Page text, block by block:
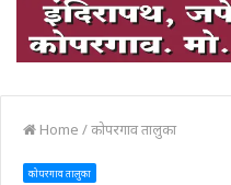
Home /कोपरगाव तालुका
कोपरगाव तालुका